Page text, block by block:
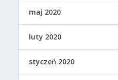
maj 2020
luty 2020
styczeń 2020